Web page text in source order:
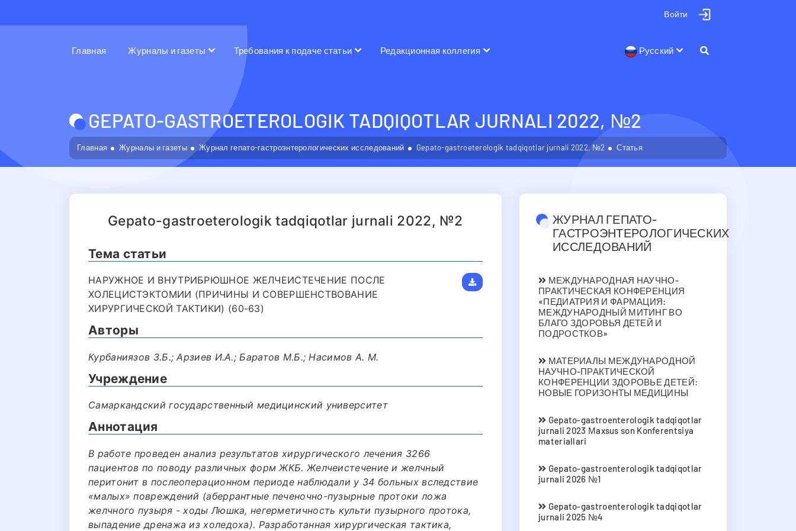
Войти
Главная Журналы и газеты Требования к подаче статьи Редакционная коллегия Русский
GEPATO-GASTROETEROLOGIK TADQIQOTLAR JURNALI 2022, №2
Главная Журналы и газеты Журнал гепато-гастроэнтерологических исследований Gepato-gastroeterologik tadqiqotlar jurnali 2022, №2 Статья
Gepato-gastroeterologik tadqiqotlar jurnali 2022, №2
Тема статьи
НАРУЖНОЕ И ВНУТРИБРЮШНОЕ ЖЕЛЧЕИСТЕЧЕНИЕ ПОСЛЕ
ХОЛЕЦИСТЭКТОМИИ (ПРИЧИНЫ И СОВЕРШЕНСТВОВАНИЕ
ХИРУРГИЧЕСКОЙ ТАКТИКИ) (60-63)
Авторы
Курбаниязов З.Б.; Арзиев И.А.; Баратов М.Б.; Насимов А. М.
Учреждение
Самаркандский государственный медицинский университет
Аннотация
В работе проведен анализ результатов хирургического лечения 3266
пациентов по поводу различных форм ЖКБ. Желчеистечение и желчный
перитонит в послеоперационном периоде наблюдали у 34 больных вследствие
«малых» повреждений (аберрантные печеночно-пузырные протоки ложа
желчного пузыря - ходы Люшка, негерметичность культи пузырного протока,
выпадение дренажа из холедоха). Разработанная хирургическая тактика,
ЖУРНАЛ ГЕПАТО-
ГАСТРОЭНТЕРОЛОГИЧЕСКИХ
ИССЛЕДОВАНИЙ
МЕЖДУНАРОДНАЯ НАУЧНО-
ПРАКТИЧЕСКАЯ КОНФЕРЕНЦИЯ
«ПЕДИАТРИЯ И ФАРМАЦИЯ:
МЕЖДУНАРОДНЫЙ МИТИНГ ВО
БЛАГО ЗДОРОВЬЯ ДЕТЕЙ И
ПОДРОСТКОВ»
МАТЕРИАЛЫ МЕЖДУНАРОДНОЙ
НАУЧНО-ПРАКТИЧЕСКОЙ
КОНФЕРЕНЦИИ ЗДОРОВЬЕ ДЕТЕЙ:
НОВЫЕ ГОРИЗОНТЫ МЕДИЦИНЫ
Gepato-gastroenterologik tadqiqotlar
jurnali 2023 Мaxsus son Konferentsiya
materiallari
Gepato-gastroenterologik tadqiqotlar
jurnali 2026 №1
Gepato-gastroenterologik tadqiqotlar
jurnali 2025 №4